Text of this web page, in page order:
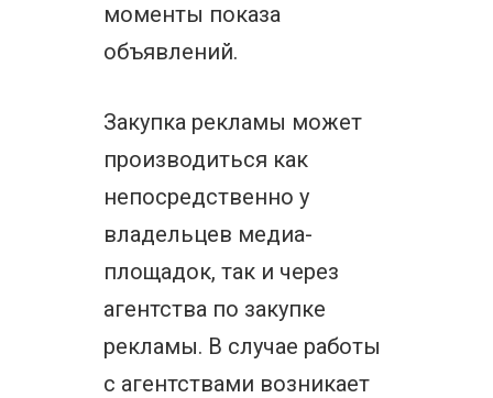
моменты показа
объявлений.
Закупка рекламы может
производиться как
непосредственно у
владельцев медиа-
площадок, так и через
агентства по закупке
рекламы. В случае работы
с агентствами возникает